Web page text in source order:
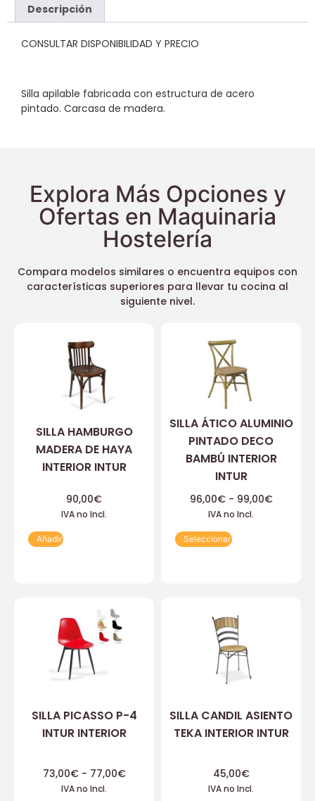
Descripción
CONSULTAR DISPONIBILIDAD Y PRECIO
Silla apilable fabricada con estructura de acero
pintado. Carcasa de madera.
Explora Más Opciones y
Ofertas en Maquinaria
Hostelería
Compara modelos similares o encuentra equipos con
características superiores para llevar tu cocina al
siguiente nivel.
SILLA HAMBURGO
MADERA DE HAYA
INTERIOR INTUR
90,00€
IVA no Incl.
Añadir
SILLA ÁTICO ALUMINIO
PINTADO DECO
BAMBÚ INTERIOR
INTUR
96,00€ - 99,00€
IVA no Incl.
Seleccionar
SILLA PICASSO P-4
INTUR INTERIOR
73,00€ - 77,00€
IVA no Incl.
SILLA CANDIL ASIENTO
TEKA INTERIOR INTUR
45,00€
IVA no Incl.